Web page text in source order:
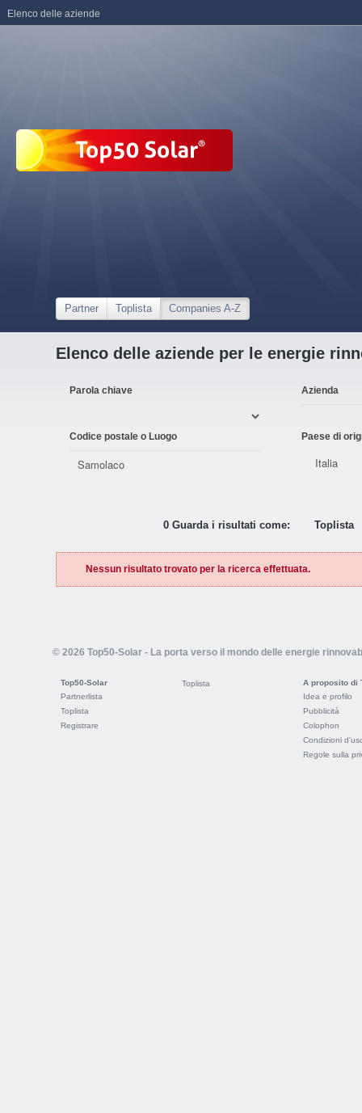
Partner Toplista Companies A-Z
Elenco delle aziende per le energie
Parola chiave Azienda
Codice postale o Luogo Paese di
0 Guarda i risultati come: Toplista
Nessun risultato trovato per la ricerca effettuata.
© 2026 Top50-Solar - La porta verso il mondo delle energie
Top50-Solar
Partnerlista
Toplista
Registrare
Toplista
A proposito di
Idea e profilo
Pubblicità
Colophon
Condizioni
Regole sulla
Elenco delle aziende